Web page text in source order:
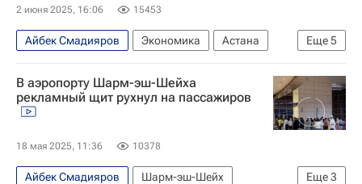
2 июня 2025, 16:06 15453
Еще5
Айбек Смадияров Экономика
Астана
Киев
Казахстан
Транснефть
Казмунайгаз
Chevron
В аэропорту Шарм-эш-Шейха
рекламный щит рухнул на пассажиров
18 мая 2025, 11:36 10378
Еще3
Айбек Смадияров
Шарм-эш-Шейх